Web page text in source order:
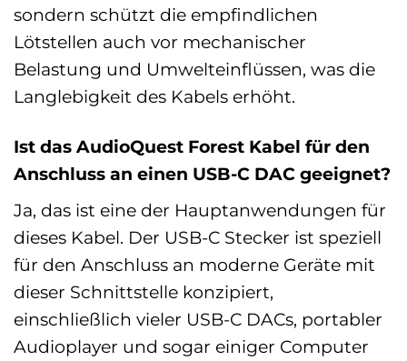
sondern schützt die empfindlichen
Lötstellen auch vor mechanischer
Belastung und Umwelteinflüssen, was die
Langlebigkeit des Kabels erhöht.
Ist das AudioQuest Forest Kabel für den
Anschluss an einen USB-C DAC geeignet?
Ja, das ist eine der Hauptanwendungen für
dieses Kabel. Der USB-C Stecker ist speziell
für den Anschluss an moderne Geräte mit
dieser Schnittstelle konzipiert,
einschließlich vieler USB-C DACs, portabler
Audioplayer und sogar einiger Computer